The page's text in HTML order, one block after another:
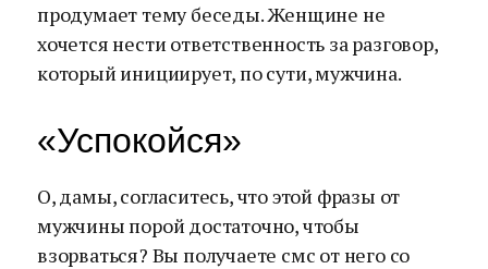
продумает тему беседы. Женщине не
хочется нести ответственность за разговор,
который инициирует, по сути, мужчина.
«Успокойся»
О, дамы, согласитесь, что этой фразы от
мужчины порой достаточно, чтобы
взорваться? Вы получаете смс от него со